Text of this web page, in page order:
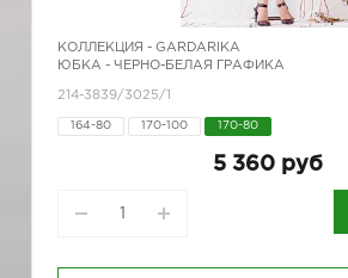
КОЛЛЕКЦИЯ - GARDARIKA
ЮБКА - ЧЕРНО-БЕЛАЯ ГРАФИКА
214-3839/3025/1
164-80 170-100 170-80
5 360 руб